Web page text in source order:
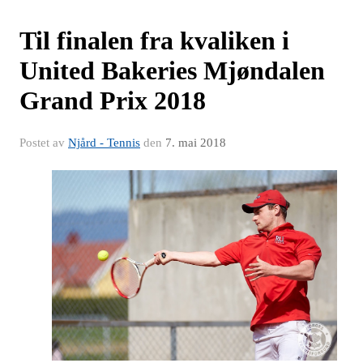
Til finalen fra kvaliken i
United Bakeries Mjøndalen
Grand Prix 2018
Postet av Njård - Tennis den 7. mai 2018